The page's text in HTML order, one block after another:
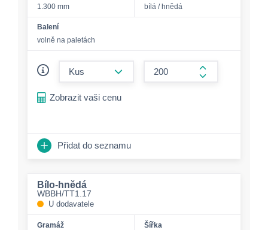
1.300 mm
bílá / hnědá
Balení
volně na paletách
form.increase-
Zobrazit vaši cenu
Přidat do seznamu
Bílo-hnědá
WBBH/TT1.17
U dodavatele
Gramáž
Šířka